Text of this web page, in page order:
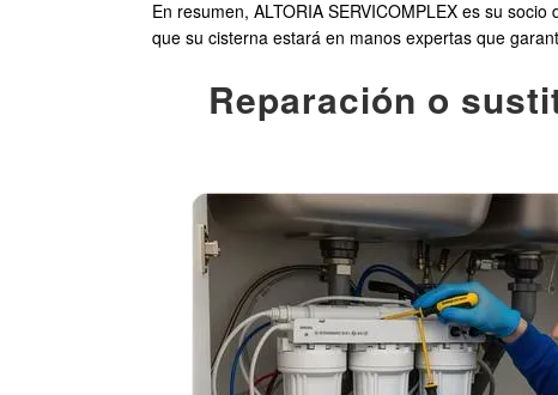
En resumen, ALTORIA SERVICOMPLEX es su
que su cisterna estará en manos expertas que
Reparación o